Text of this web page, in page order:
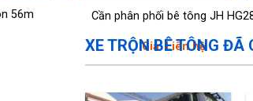
XE TRỘN BÊ TÔNG ĐÃ
56m
Cần phân phối bê tông JH
Giá: Liên hệ